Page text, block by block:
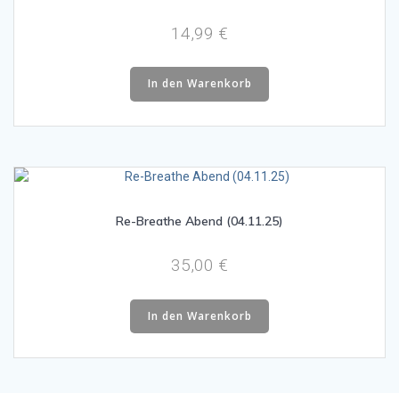
14,99 €
In den Warenkorb
Re-Breathe Abend (04.11.25)
35,00 €
In den Warenkorb